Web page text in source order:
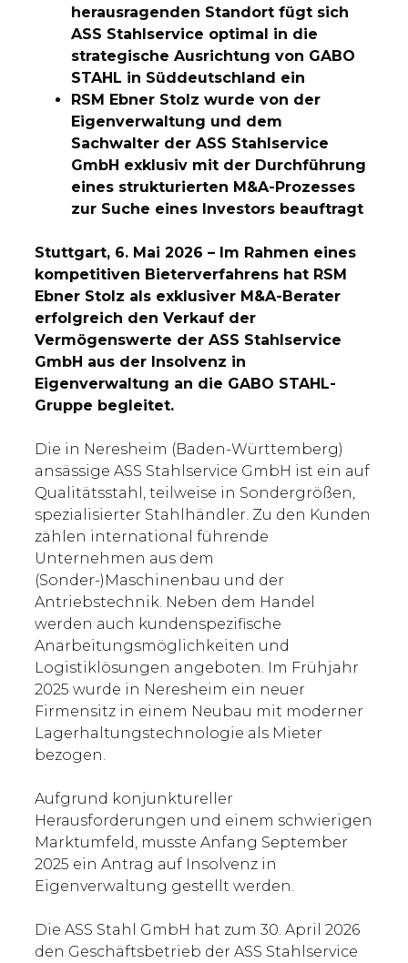
herausragenden Standort fügt sich
ASS Stahlservice optimal in die
strategische Ausrichtung von GABO
STAHL in Süddeutschland ein
RSM Ebner Stolz wurde von der
Eigenverwaltung und dem
Sachwalter der ASS Stahlservice
GmbH exklusiv mit der Durchführung
eines strukturierten M&A-Prozesses
zur Suche eines Investors beauftragt
Stuttgart, 6. Mai 2026 – Im Rahmen eines
kompetitiven Bieterverfahrens hat RSM
Ebner Stolz als exklusiver M&A-Berater
erfolgreich den Verkauf der
Vermögenswerte der ASS Stahlservice
GmbH aus der Insolvenz in
Eigenverwaltung an die GABO STAHL-
Gruppe begleitet.
Die in Neresheim (Baden-Württemberg)
ansässige ASS Stahlservice GmbH ist ein auf
Qualitätsstahl, teilweise in Sondergrößen,
spezialisierter Stahlhändler. Zu den Kunden
zählen international führende
Unternehmen aus dem
(Sonder-)Maschinenbau und der
Antriebstechnik. Neben dem Handel
werden auch kundenspezifische
Anarbeitungsmöglichkeiten und
Logistiklösungen angeboten. Im Frühjahr
2025 wurde in Neresheim ein neuer
Firmensitz in einem Neubau mit moderner
Lagerhaltungstechnologie als Mieter
bezogen.
Aufgrund konjunktureller
Herausforderungen und einem schwierigen
Marktumfeld, musste Anfang September
2025 ein Antrag auf Insolvenz in
Eigenverwaltung gestellt werden.
Die ASS Stahl GmbH hat zum 30. April 2026
den Geschäftsbetrieb der ASS Stahlservice